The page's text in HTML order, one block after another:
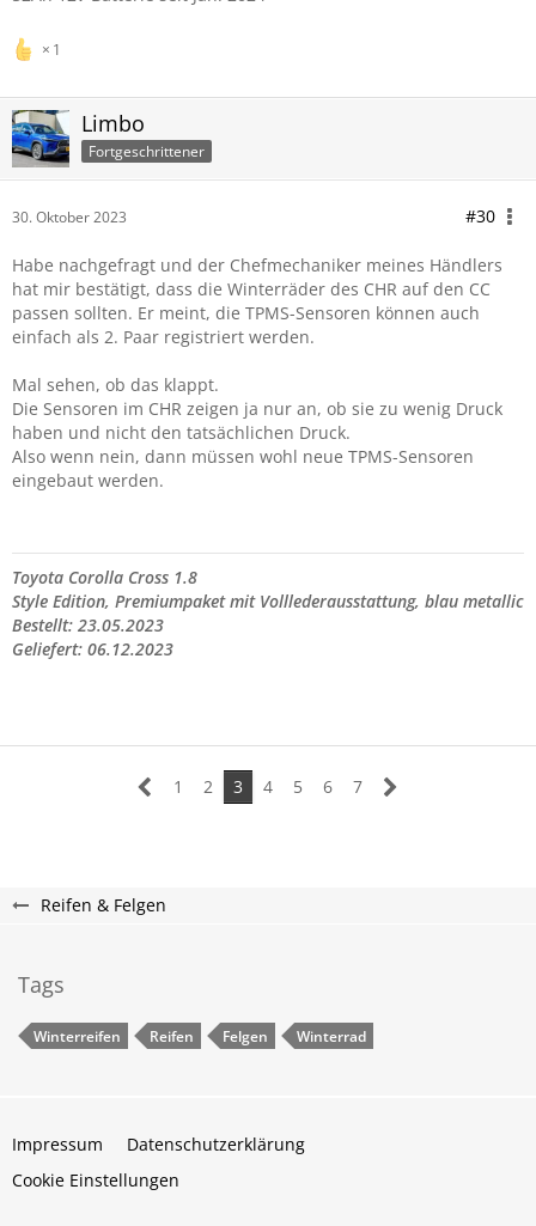
1
Limbo
Fortgeschrittener
30. Oktober 2023 #30
Habe nachgefragt und der Chefmechaniker meines Händlers
hat mir bestätigt, dass die Winterräder des CHR auf den CC
passen sollten. Er meint, die TPMS-Sensoren können auch
einfach als 2. Paar registriert werden.
Mal sehen, ob das klappt.
Die Sensoren im CHR zeigen ja nur an, ob sie zu wenig Druck
haben und nicht den tatsächlichen Druck.
Also wenn nein, dann müssen wohl neue TPMS-Sensoren
eingebaut werden.
Toyota Corolla Cross 1.8
Style Edition, Premiumpaket mit Volllederausstattung, blau metallic
Bestellt: 23.05.2023
Geliefert: 06.12.2023
1 2 3 4 5 6 7
Reifen & Felgen
Tags
Winterreifen Reifen Felgen Winterrad
Impressum
Datenschutzerklärung
Cookie Einstellungen